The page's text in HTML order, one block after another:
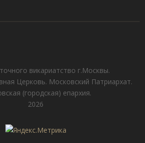
викариатствo г.Москвы.
Церковь. Московский Патриархат.
(городская) епархия.
2026